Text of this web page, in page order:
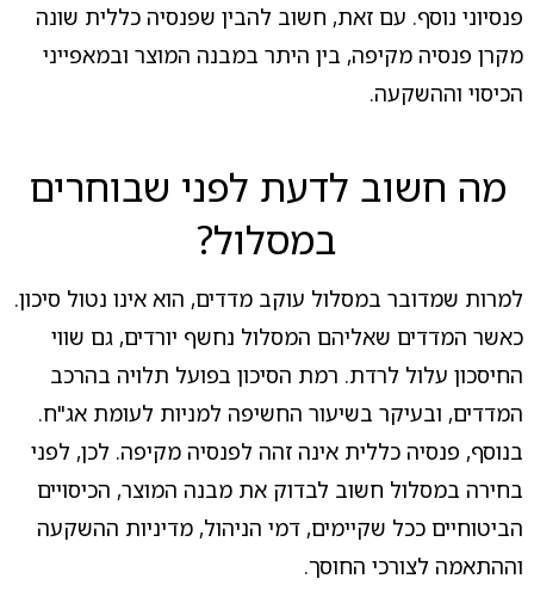
פנסיוני נוסף. עם זאת, חשוב להבין שפנסיה כללית שונה
מקרן פנסיה מקיפה, בין היתר במבנה המוצר ובמאפייני
הכיסוי וההשקעה.
מה חשוב לדעת לפני שבוחרים
במסלול?
למרות שמדובר במסלול עוקב מדדים, הוא אינו נטול סיכון.
כאשר המדדים שאליהם המסלול נחשף יורדים, גם שווי
החיסכון עלול לרדת. רמת הסיכון בפועל תלויה בהרכב
המדדים, ובעיקר בשיעור החשיפה למניות לעומת אג"ח.
בנוסף, פנסיה כללית אינה זהה לפנסיה מקיפה. לכן, לפני
בחירה במסלול חשוב לבדוק את מבנה המוצר, הכיסויים
הביטוחיים ככל שקיימים, דמי הניהול, מדיניות ההשקעה
וההתאמה לצורכי החוסך.